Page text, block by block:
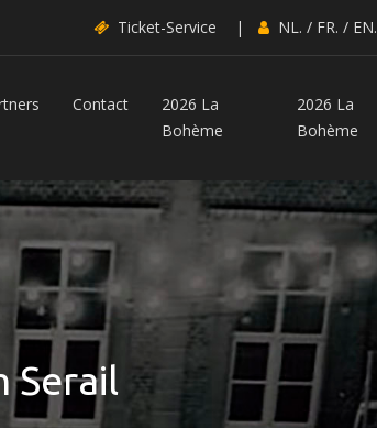
Ticket-Service | NL. / FR. / EN.
Contact
2026 La
Bohème
2026 La
Bohème
Serail